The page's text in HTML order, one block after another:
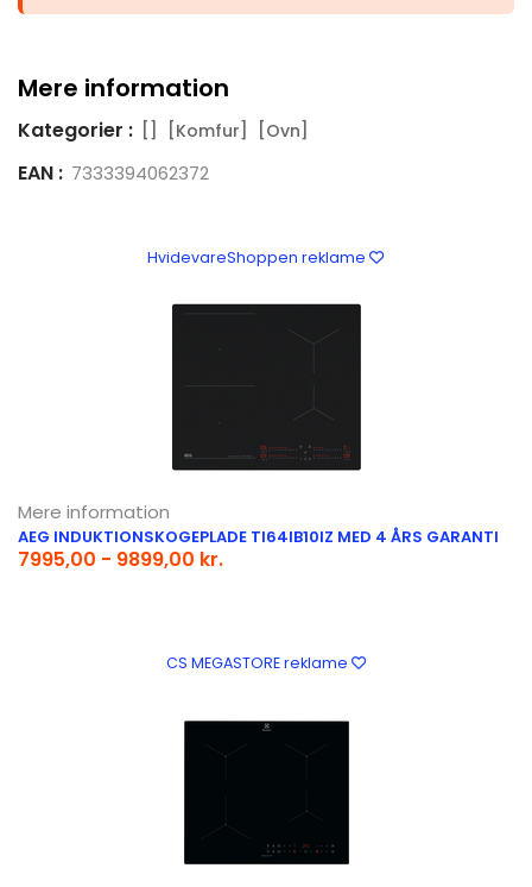
Mere information
Kategorier : [Komfur] [Ovn]
EAN : 7333394062372
HvidevareShoppen reklame
Mere information
AEG INDUKTIONSKOGEPLADE TI64IB10IZ MED 4 ÅRS GARANTI
7995,00 - 9899,00 kr.
CS MEGASTORE reklame